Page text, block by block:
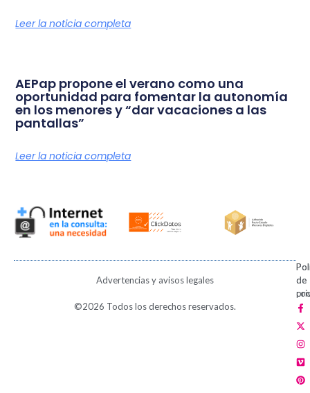
Leer la noticia completa
AEPap propone el verano como una
oportunidad para fomentar la autonomía
en los menores y “dar vacaciones a las
pantallas”
Leer la noticia completa
Advertencias y avisos legales
de
de
©2026 Todos los derechos reservados.
F
a
c
e
b
o
o
k
-
f
X
-
t
w
i
t
t
e
r
I
n
s
t
a
g
r
a
m
V
i
m
e
o
P
i
n
t
e
r
e
s
t